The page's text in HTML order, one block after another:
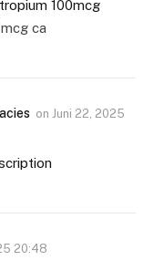
100mcg
ca
on Juni 22, 2025
20:48